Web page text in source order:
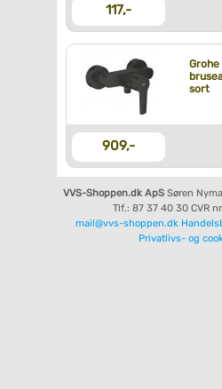
117,-
sort
909,-
VVS-Shoppen.dk ApS Søren
Tlf.: 87 37 40 30 CVR
mail@vvs-shoppen.dk
Privatlivs- og